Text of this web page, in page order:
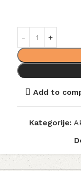
Add to
Kategorije: